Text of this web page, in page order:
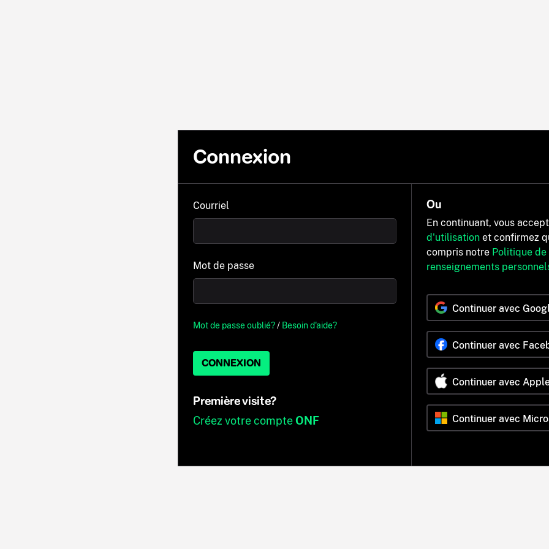
Connexion
Courriel
Mot de passe
Mot de passe oublié?/ Besoin d'aide?
CONNEXION
Première visite?
Créez votre compteONF
Ou
En continuant, vous
d'utilisation et confirmez
compris notre Politique
renseignements
Continuer avec
Continuer avec
Continuer avec
Continuer avec